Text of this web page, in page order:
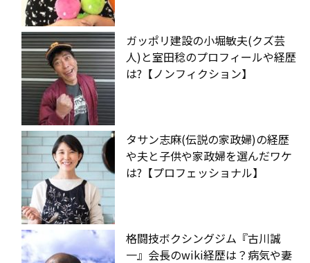
ガッポリ建設の小堀敏夫(クズ芸
人)と室田稔のプロフィールや経歴
は?【ノンフィクション】
タサン志麻(伝説の家政婦)の経歴
や夫と子供や家政婦を選んだワケ
は?【プロフェッショナル】
格闘技ボクシングジム『古川誠
一』会長のwiki経歴は？病気や妻